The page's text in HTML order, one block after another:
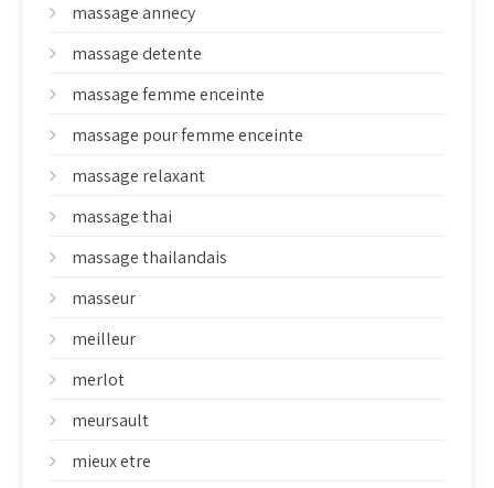
massage annecy
massage detente
massage femme enceinte
massage pour femme enceinte
massage relaxant
massage thai
massage thailandais
masseur
meilleur
merlot
meursault
mieux etre